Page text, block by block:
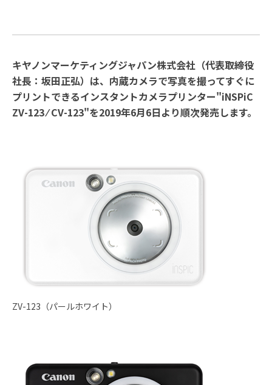
キヤノンマーケティングジャパン株式会社（代表取締役
社長：坂田正弘）は、内蔵カメラで写真を撮ってすぐに
プリントできるインスタントカメラプリンター"iNSPiC
ZV-123 ⁄ CV-123"を2019年6月6日より順次発売します。
ZV-123（パールホワイト）